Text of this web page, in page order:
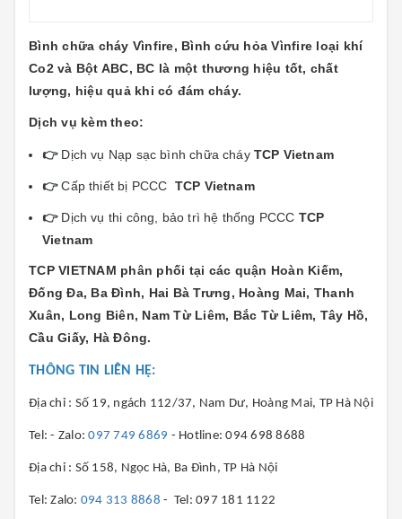
Bình chữa cháy Vìnfire, Bình cứu hỏa Vìnfire loại khí
Co2 và Bột ABC, BC là một thương hiệu tốt, chất
lượng, hiệu quả khi có đám cháy.
Dịch vụ kèm theo:
👉 Dịch vụ Nạp sạc bình chữa cháy TCP Vietnam
👉Cấp thiết bị PCCC TCP Vietnam
👉 Dịch vụ thi công, bảo trì hệ thống PCCC TCP
Vietnam
TCP VIETNAM phân phối tại các quận Hoàn Kiếm,
Đống Đa, Ba Đình, Hai Bà Trưng, Hoàng Mai, Thanh
Xuân, Long Biên, Nam Từ Liêm, Bắc Từ Liêm, Tây Hồ,
Cầu Giấy, Hà Đông.
THÔNG TIN LIÊN HỆ:
Địa chỉ : Số 19, ngách 112/37, Nam Dư, Hoàng Mai, TP Hà Nội
Tel: - Zalo:097 749 6869 - Hotline: 094 698 8688
Địa chỉ : Số 158, Ngọc Hà, Ba Đình, TP Hà Nội
Tel: Zalo: 094 313 8868 - Tel: 097 181 1122